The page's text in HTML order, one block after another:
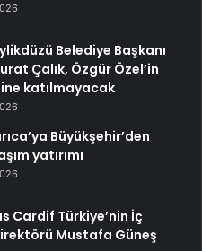
Belediye Başkanı
Çalık, Özgür Özel’in
katılmayacak
Büyükşehir’den
yatırımı
Cardif Türkiye’nin İç
Mustafa Güneş